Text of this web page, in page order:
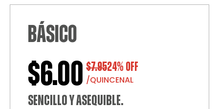
BÁSICO
$6.00 $7.9524% OFF
/QUINCENAL
SENCILLO Y ASEQUIBLE.